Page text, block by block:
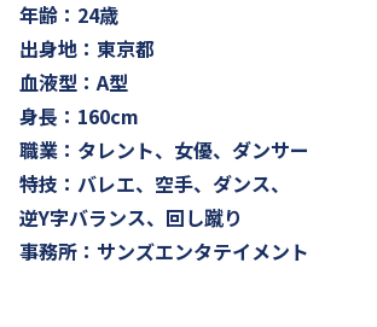
年齢：24歳
出身地：東京都
血液型：A型
身長：160cm
職業：タレント、女優、ダンサー
特技：バレエ、空手、ダンス、
逆Y字バランス、回し蹴り
事務所：サンズエンタテイメント